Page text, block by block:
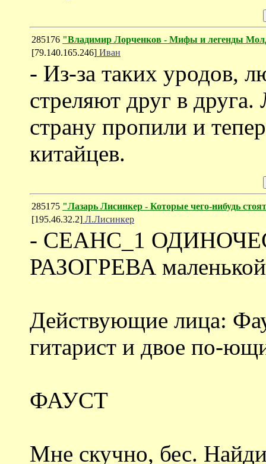
285176 "Владимир Лорченков - Мифы и легенды
[79.140.165.246] Иван
- Из-за таких уродов,
стреляют друг в
страну пропили и
китайцев.
285175 "Лазарь Лисинкер - Которые чего-нибудь
[195.46.32.2] Л.Лисинкер
- СЕАНС_1
РАЗОГРЕВА
Действующие лица:
гитарист и двое по-
ФАУСТ
Мне скучно, бес.